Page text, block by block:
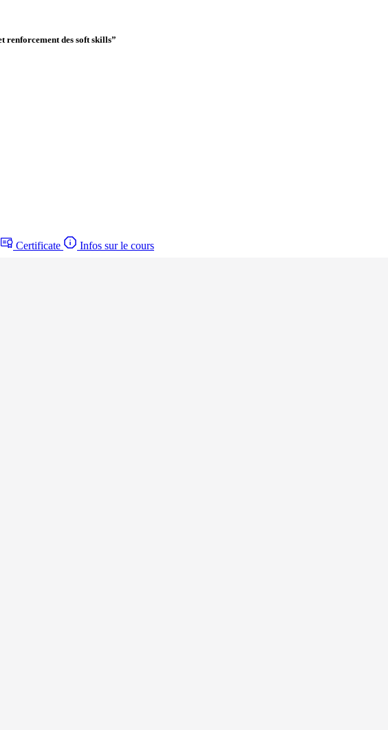
renforcement des soft skills”
Certificate Infos sur le cours